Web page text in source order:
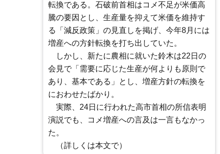
転換である。石破前首相はコメ不足が米価高
騰の要因とし、生産量を抑えて米価を維持す
る「減反政策」の見直しを掲げ、今年8月には
増産への方針転換を打ち出していた。
しかし、新たに農相に就いた鈴木は22日の
会見で「需要に応じた生産が何よりも原則で
あり、基本である」とし、増産方針の転換を
におわせたばかり。
実際、24日に行われた高市首相の所信表明
演説でも、コメ増産への言及は一言もなかっ
た。
（詳しくは本文で）